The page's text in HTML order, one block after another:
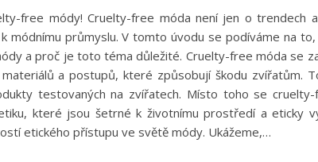
free módy! Cruelty-free móda není jen o trendech
módnímu průmyslu. V tomto úvodu se podíváme na
a proč je toto téma důležité. Cruelty-free móda se
a postupů, které způsobují škodu zvířatům.
testovaných na zvířatech. Místo toho se
které jsou šetrné k životnímu prostředí a eticky
etického přístupu ve světě módy. Ukážeme,…